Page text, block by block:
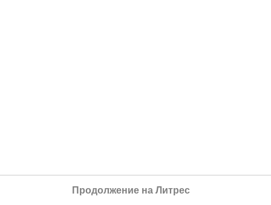
Продолжение на Литрес